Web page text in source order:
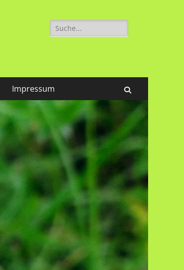
Suchen
nach:
Impressum